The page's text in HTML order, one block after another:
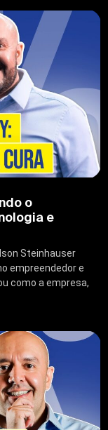
o
e
Steinhauser
empreendedor e
como a empresa,